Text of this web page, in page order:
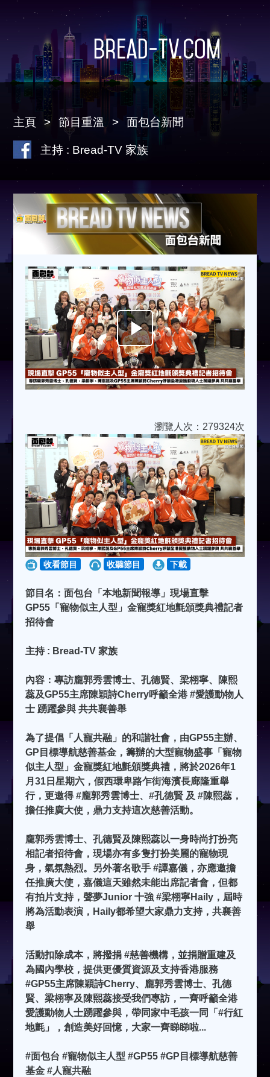
Bread-TV.com
主頁 節目重溫 面包台新聞
主持 : Bread-TV 家族
Play
Video
瀏覽人次：279324次
收看節目 收聽節目 下載
節目名：面包台「本地新聞報導」現場直擊
GP55「寵物似主人型」金寵獎紅地氈頒獎典禮記者
招待會
主持 : Bread-TV 家族
內容：專訪龐郭秀雲博士、孔德賢、梁栩寧、陳熙
蕊及GP55主席陳穎詩Cherry呼籲全港 #愛護動物人
士 踴躍參與 共共襄善舉
為了提倡「人寵共融」的和諧社會，由GP55主辦、
GP目標導航慈善基金，籌辦的大型寵物盛事「寵物
似主人型」金寵獎紅地氈頒獎典禮，將於2026年1
月31日星期六，假西環卑路乍街海濱長廊隆重舉
行，更邀得 #龐郭秀雲博士、#孔德賢 及 #陳熙蕊，
擔任推廣大使，鼎力支持這次慈善活動。
龐郭秀雲博士、孔德賢及陳熙蕊以一身時尚打扮亮
相記者招待會，現場亦有多隻打扮美麗的寵物現
身，氣氛熱烈。另外著名歌手 #譚嘉儀，亦應邀擔
任推廣大使，嘉儀這天雖然未能出席記者會，但都
有拍片支持，聲夢Junior 十強 #梁栩寧Haily，屆時
將為活動表演，Haily都希望大家鼎力支持，共襄善
舉​
活動扣除成本，將撥捐 #慈善機構，並捐贈重建及
為國內學校，提供更優質資源及支持香港服務
#GP55主席陳穎詩Cherry、龐郭秀雲博士、孔德
賢、梁栩寧及陳熙蕊接受我們專訪，一齊呼籲全港
愛護動物人士踴躍參與，帶同家中毛孩一同「#行紅
地氈」，創造美好回憶，大家一齊睇睇啦...
#面包台 #寵物似主人型 #GP55 #GP目標導航慈善
基金 #人寵共融